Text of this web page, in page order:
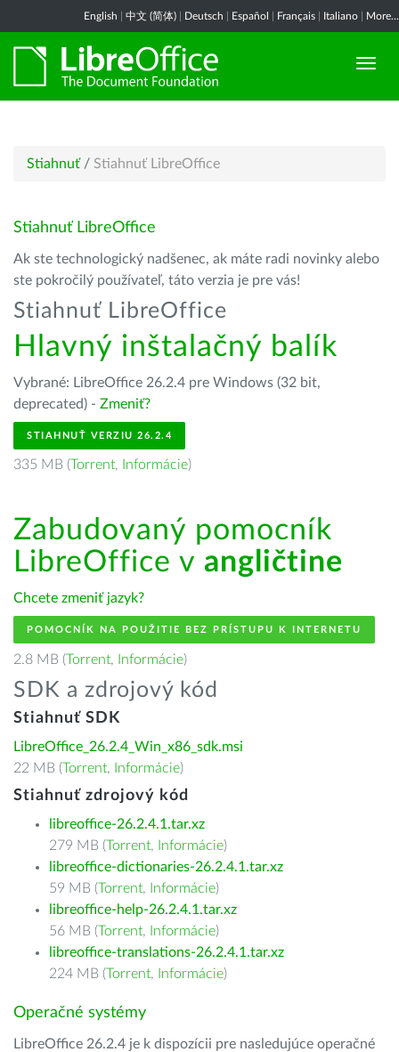
English 中文 (简体) Deutsch Español Français Italiano More...
Stiahnuť / Stiahnuť LibreOffice
Stiahnuť LibreOffice
Ak ste technologický nadšenec, ak máte radi novinky alebo
ste pokročilý používateľ, táto verzia je pre vás!
Stiahnuť LibreOffice
Hlavný inštalačný balík
Vybrané: LibreOffice 26.2.4 pre Windows (32 bit,
deprecated) - Zmeniť?
STIAHNUŤ VERZIU 26.2.4
335 MB (Torrent, Informácie)
Zabudovaný pomocník
LibreOffice v angličtine
Chcete zmeniť jazyk?
POMOCNÍK NA POUŽITIE BEZ PRÍSTUPU K INTERNETU
2.8 MB (Torrent, Informácie)
SDK a zdrojový kód
Stiahnuť SDK
LibreOffice_26.2.4_Win_x86_sdk.msi
22 MB (Torrent, Informácie)
Stiahnuť zdrojový kód
libreoffice-26.2.4.1.tar.xz
279 MB (Torrent, Informácie)
libreoffice-dictionaries-26.2.4.1.tar.xz
59 MB (Torrent, Informácie)
libreoffice-help-26.2.4.1.tar.xz
56 MB (Torrent, Informácie)
libreoffice-translations-26.2.4.1.tar.xz
224 MB (Torrent, Informácie)
Operačné systémy
LibreOffice 26.2.4 je k dispozícii pre nasledujúce operačné